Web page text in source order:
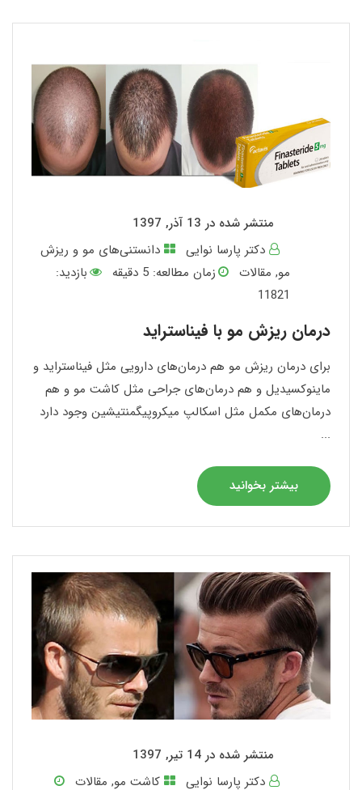
منتشر شده در 13 آذر, 1397
دکتر پارسا نوایی
دانستنی‌های مو و ریزش
مو, مقالات زمان مطالعه: 5 دقیقه
بازدید:
11821
درمان ریزش مو با فیناستراید
برای درمان ریزش مو هم درمان‌های دارویی مثل فیناستراید و
ماینوکسیدیل و هم درمان‌های جراحی مثل کاشت مو و هم
درمان‌های مکمل مثل اسکالپ میکروپیگمنتیشین وجود دارد
...
بیشتر بخوانید
منتشر شده در 14 تیر, 1397
دکتر پارسا نوایی
کاشت مو, مقالات